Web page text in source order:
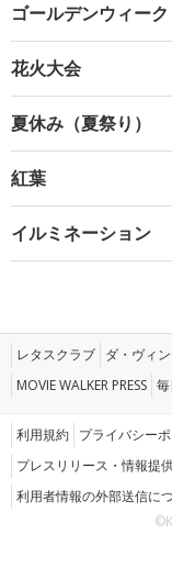
ゴールデンウィーク
花火大会
夏休み（夏祭り）
紅葉
イルミネーション
レタスクラブ ダ・ヴィ
MOVIE WALKER PRESS
利用規約 プライバシー
プレスリリース・情報提
利用者情報の外部送信に